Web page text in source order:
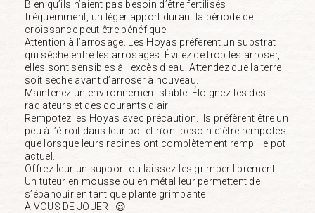
Bien qu’ils n’aient pas besoin d’être fertilisés
fréquemment, un léger apport durant la période de
croissance peut être bénéfique.
Attention à l’arrosage. Les Hoyas préfèrent un substrat
qui sèche entre les arrosages. Évitez de trop les arroser,
elles sont sensibles à l’excès d’eau. Attendez que la terre
soit sèche avant d’arroser à nouveau.
Maintenez un environnement stable. Éloignez-les des
radiateurs et des courants d’air.
Rempotez les Hoyas avec précaution. Ils préfèrent être un
peu à l’étroit dans leur pot et n’ont besoin d’être rempotés
que lorsque leurs racines ont complètement rempli le pot
actuel.
Offrez-leur un support ou laissez-les grimper librement.
Un tuteur en mousse ou en métal leur permettent de
s’épanouir en tant que plante grimpante.
À VOUS DE JOUER ! 😉